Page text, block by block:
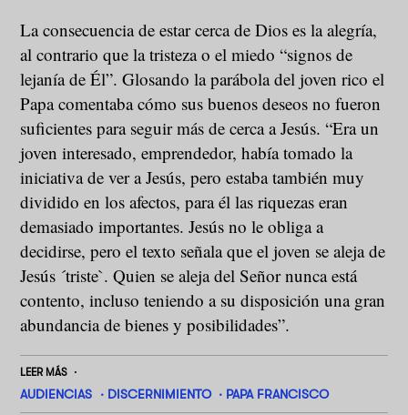
La consecuencia de estar cerca de Dios es la alegría,
al contrario que la tristeza o el miedo “signos de
lejanía de Él”. Glosando la parábola del joven rico el
Papa comentaba cómo sus buenos deseos no fueron
suficientes para seguir más de cerca a Jesús. “Era un
joven interesado, emprendedor, había tomado la
iniciativa de ver a Jesús, pero estaba también muy
dividido en los afectos, para él las riquezas eran
demasiado importantes. Jesús no le obliga a
decidirse, pero el texto señala que el joven se aleja de
Jesús ´triste`. Quien se aleja del Señor nunca está
contento, incluso teniendo a su disposición una gran
abundancia de bienes y posibilidades”.
LEER MÁS
AUDIENCIAS DISCERNIMIENTO PAPA FRANCISCO